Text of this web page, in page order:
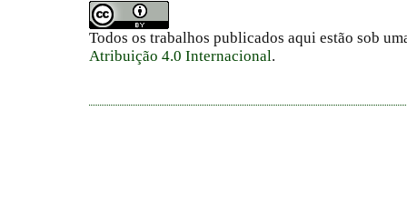
Todos os trabalhos publicados aqui estão sob
Atribuição 4.0 Internacional.